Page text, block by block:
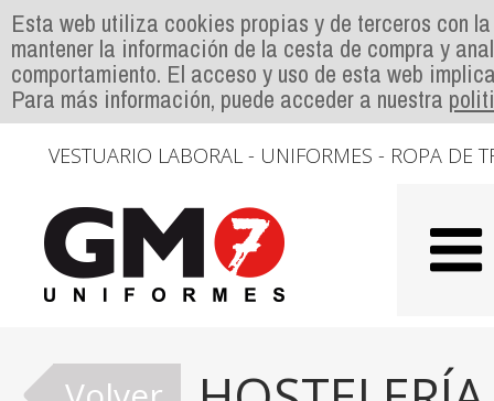
Esta web utiliza cookies propias y de terceros con
mantener la información de la cesta de compra y
comportamiento. El acceso y uso de esta web
Para más información, puede acceder a nuestra
VESTUARIO LABORAL - UNIFORMES - ROPA DE